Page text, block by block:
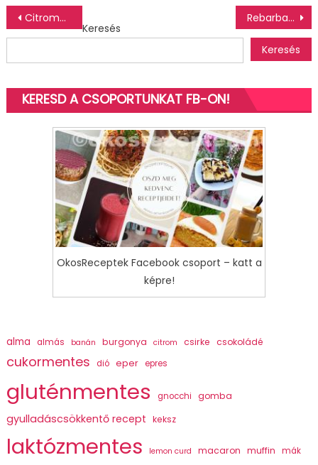
Bejegyzés
navigáció
Citromos linzer Rebarbarás pite
Keresés
Keresés
KERESD A CSOPORTUNKAT FB-ON!
OkosReceptek Facebook csoport – katt a
képre!
alma almás banán burgonya citrom csirke csokoládé
cukormentes dió eper epres
gluténmentes gnocchi gomba
gyulladáscsökkentő recept keksz
laktózmentes lemon curd macaron muffin mák